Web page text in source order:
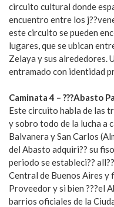
circuito cultural donde
encuentro entre los
este circuito se pueden
lugares, que se ubican
Zelaya y sus alrededores.
entramado con identidad
Caminata 4 – ???Abasto
Este circuito habla de las
y sobro todo de la lucha a
Balvanera y San Carlos
del Abasto adquiri?? su
periodo se estableci??
Central de Buenos Aires y
Proveedor y si bien ???el
barrios oficiales de la